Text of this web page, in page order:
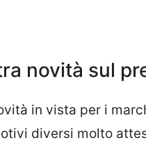
novità sul
in vista per i
diversi molto